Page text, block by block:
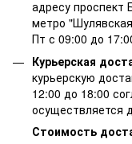
адресу проспект
метро
Пт с 09:00 до
Курьерская
курьерскую
12:00 до 18:00
осуществляется
Стоимость